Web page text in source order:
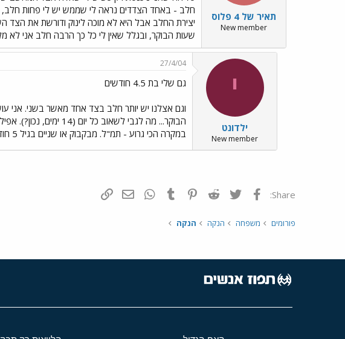
ר
י
תאיר של 4 פלוס
New member
חלב - באחד הצדדים נראה לי שממש יש לי פחות חלב,
יצירת החלב אבל היא לא מוכה לינוק ודורשת את הצד
שעות הבוקר, ובגלל שאין לי כל כך הרבה חלב אני לא מליחה לאסוף
י
ילדונט
New member
27/4/04
גם שלי בת 4.5 חודשים
וגם אצלנו יש יותר חלב בצד אחד מאשר בשני. אני
במקרה הכי גרוע - תמ"ל. מבקבוק או שניים בגיל 5 חודשים לא יקרה כלום (רק לוודא קודם שהיא לא אלרגית).
Share: פייסבוק Twitter
Reddit
Pinterest
Tumblr
WhatsAppדואר אלקטרוני
פורומים משפחה הנקה הנקה